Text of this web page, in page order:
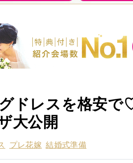
ドレスを格安で
大公開
プレ花嫁 結婚式準備